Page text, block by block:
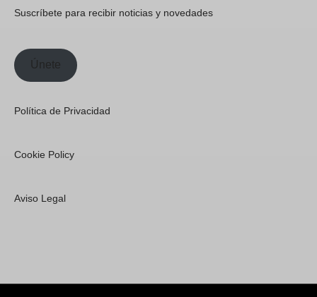
Suscríbete para recibir noticias y novedades
Únete
Política de Privacidad
Cookie Policy
Aviso Legal